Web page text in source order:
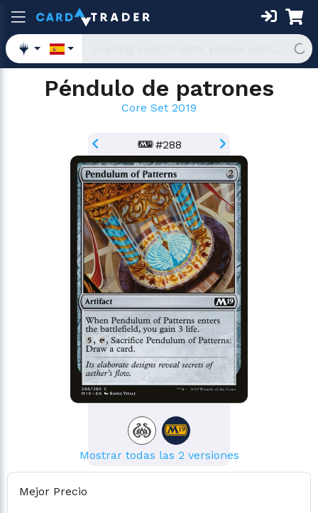
Péndulo de patrones
Core Set 2019
#288
Mostrar todas las 2 versiones
Mejor Precio